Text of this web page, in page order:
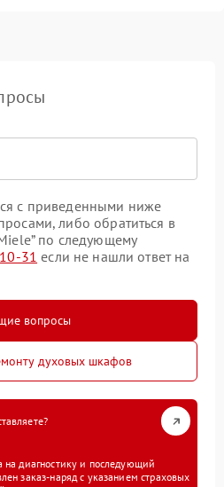
с приведенными ниже
либо обратиться в
по следующему
31 если не нашли ответ на
вопросы
духовых шкафов
на диагностику и последующий
заказ-наряд с указанием страховых